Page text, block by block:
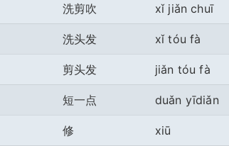
洗剪吹 xǐ jiǎn chuī
洗头发 xǐ tóu fà
剪头发 jiǎn tóu fà
短一点 duǎn yīdiǎn
修 xiū